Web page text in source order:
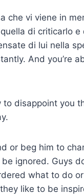
che vi viene in
di criticarlo
di lui nella
And you’re
to disappoint you
or beg him to
ignored. Guys
what to do
like to be